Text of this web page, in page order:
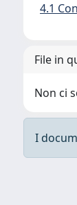
4.1
File in
Non ci
I